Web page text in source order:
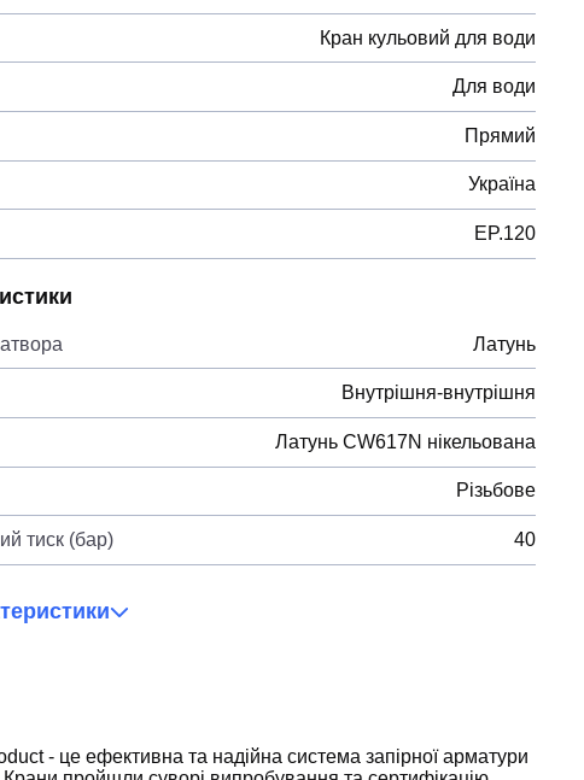
Кран кульовий для води
Для води
Прямий
Україна
EP.120
Латунь
Внутрішня-внутрішня
Латунь CW617N нікельована
Різьбове
тиск (бар) 40
- це ефективна та надійна система запірної арматури